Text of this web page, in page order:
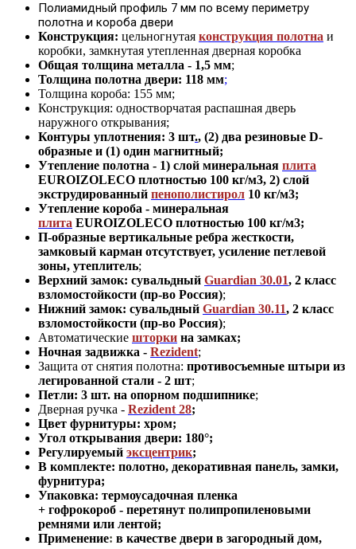
Полиамидный профиль 7 мм по всему периметру
полотна и короба двери
Конструкция: цельногнутая конструкция полотна и
коробки, замкнутая утепленная дверная коробка
Общая толщина металла - 1,5 мм;
Толщина полотна двери: 118 мм;
Толщина короба: 155 мм;
Конструкция: одностворчатая распашная дверь
наружного открывания;
Контуры уплотнения: 3 шт., (2) два резиновые D-
образные и (1) один магнитный;
Утепление полотна - 1) слой минеральная плита
EUROIZOLECO плотностью 100 кг/м3, 2) слой
экструдированный пенополистирол 10 кг/м3;
Утепление короба - минеральная
плита EUROIZOLECO плотностью 100 кг/м3;
П-образные вертикальные ребра жесткости,
замковый карман отсутствует, усиление петлевой
зоны, утеплитель;
Верхний замок: сувальдный Guardian 30.01, 2 класс
взломостойкости (пр-во Россия);
Нижний замок: сувальдный Guardian 30.11, 2 класс
взломостойкости (пр-во Россия);
Автоматические шторки на замках;
Ночная задвижка - Rezident;
Защита от снятия полотна: противосъемные штыри из
легированной стали - 2 шт;
Петли: 3 шт. на опорном подшипнике;
Дверная ручка - Rezident 28;
Цвет фурнитуры: хром;
Угол открывания двери: 180°;
Регулируемый эксцентрик;
В комплекте: полотно, декоративная панель, замки,
фурнитура;
Упаковка: термоусадочная пленка
+ гофрокороб - перетянут полипропиленовыми
ремнями или лентой;
Применение: в качестве двери в загородный дом,